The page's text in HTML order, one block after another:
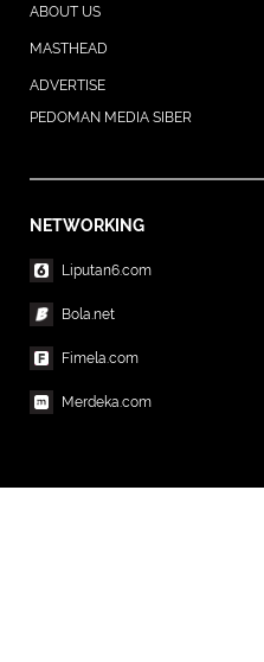
ABOUT US
MASTHEAD
ADVERTISE
PEDOMAN MEDIA SIBER
NETWORKING
Liputan6.com
Bola.net
Fimela.com
Merdeka.com